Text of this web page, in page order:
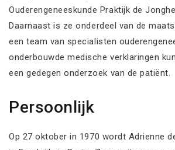
Ouderengeneeskunde Praktijk de
Daarnaast is ze onderdeel van de
een team van specialisten
onderbouwde medische verklaringen
een gedegen onderzoek van de patiënt.
Persoonlijk
Op 27 oktober in 1970 wordt Adrienne